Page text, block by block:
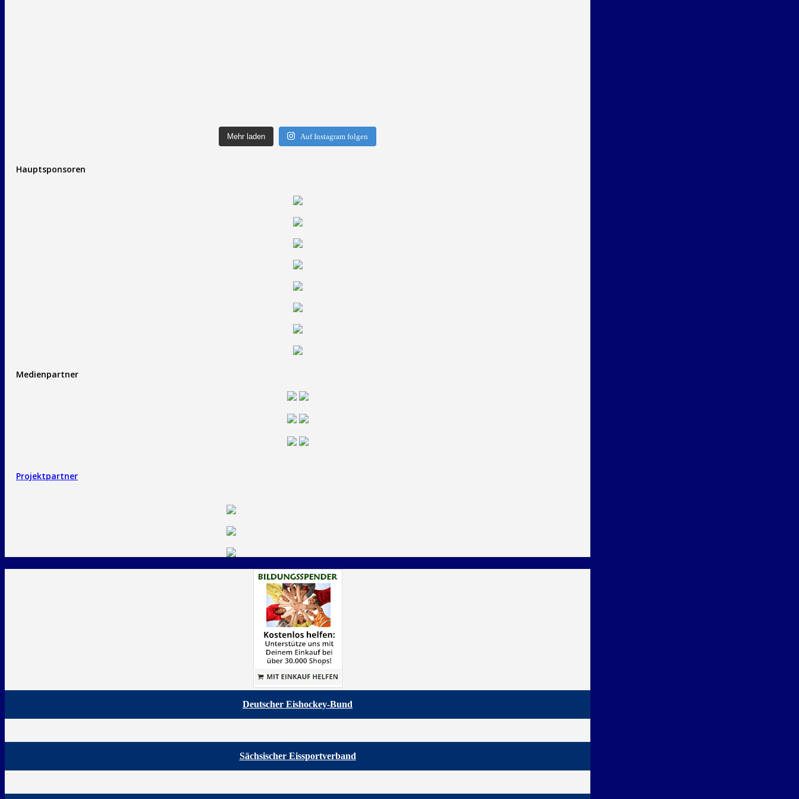
Mehr laden Auf Instagram folgen
Hauptsponsoren
Medienpartner
Projektpartner
Deutscher Eishockey-Bund
Sächsischer Eissportverband